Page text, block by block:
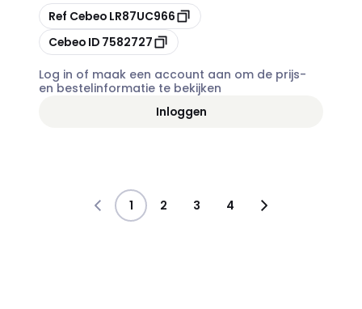
Kopiëren
Ref Cebeo LR87UC966
Kopiëren
Cebeo ID 7582727
Log in of maak een account aan om de prijs-
en bestelinformatie te bekijken
Inloggen
1 2 3 4